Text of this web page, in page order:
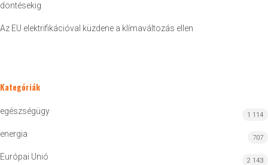
döntésekig
Az EU elektrifikációval küzdene a klímaváltozás ellen
Kategóriák
egészségügy 1 114
energia 707
Európai Unió 2 143